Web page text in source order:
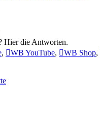
Hier die Antworten.
, WB YouTube, WB Shop,